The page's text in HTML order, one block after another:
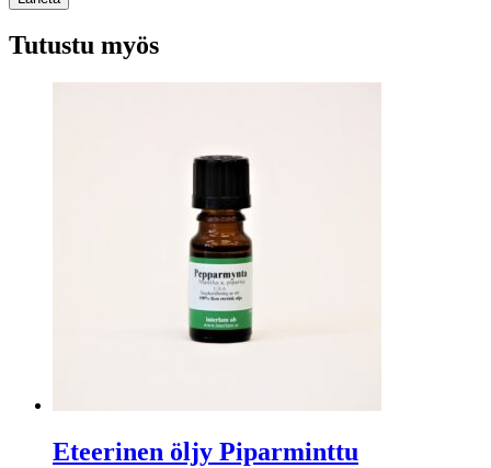
Tutustu myös
Eteerinen öljy Piparminttu